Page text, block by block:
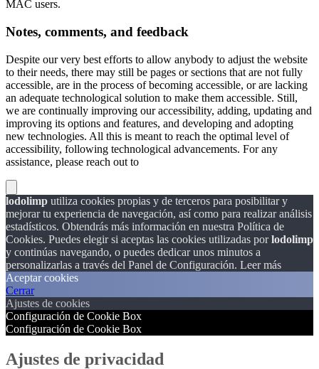
MAC users.
Notes, comments, and feedback
Despite our very best efforts to allow anybody to adjust the website
to their needs, there may still be pages or sections that are not fully
accessible, are in the process of becoming accessible, or are lacking
an adequate technological solution to make them accessible. Still,
we are continually improving our accessibility, adding, updating and
improving its options and features, and developing and adopting
new technologies. All this is meant to reach the optimal level of
accessibility, following technological advancements. For any
assistance, please reach out to
lodolimp utiliza cookies propias y de terceros para posibilitar y
mejorar tu experiencia de navegación, así como para realizar análisis
estadísticos. Obtendrás más información en nuestra Política de
Cookies. Puedes elegir si aceptas las cookies utilizadas porlodolimp
y continúas navegando, o puedes dedicar unos minutos a
personalizarlas a través del Panel de Configuración. Leer más
Aceptar cookies
Cerrar
Ajustes de cookies
Configuración de Cookie Box
Configuración de Cookie Box
Ajustes de privacidad